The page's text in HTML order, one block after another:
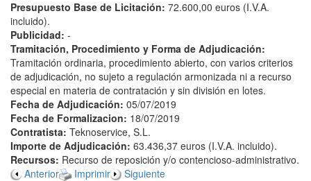
Presupuesto Base de Licitación: 72.600,00 euros (I.V.A.
incluido).
Publicidad: -
Tramitación, Procedimiento y Forma de Adjudicación:
Tramitación ordinaria, procedimiento abierto, con varios criterios
de adjudicación, no sujeto a regulación armonizada ni a recurso
especial en materia de contratación y sin división en lotes.
Fecha de Adjudicación: 05/07/2019
Fecha de Formalizacion: 18/07/2019
Contratista: Teknoservice, S.L.
Importe de Adjudicación: 63.436,37 euros (I.V.A. incluido).
Recursos: Recurso de reposición y/o contencioso-administrativo.
Anterior
Imprimir Siguiente